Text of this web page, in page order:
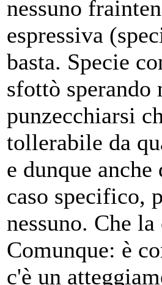
nessuno
espressiva
basta. Specie
sfottò
punzecchiarsi
tollerabile da
e dunque
caso specifico,
nessuno. Che
Comunque: è
c'è un